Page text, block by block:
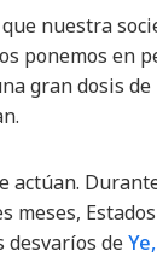
nuestra
ponemos en
gran dosis
actúan.
meses,
desvaríos de